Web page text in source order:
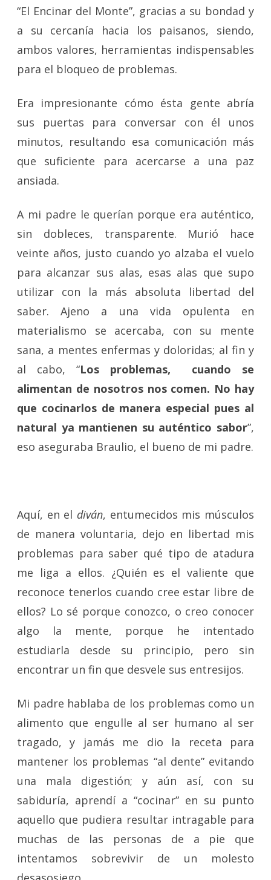
“El Encinar del Monte”, gracias a su bondad y
a su cercanía hacia los paisanos, siendo,
ambos valores, herramientas indispensables
para el bloqueo de problemas.
Era impresionante cómo ésta gente abría
sus puertas para conversar con él unos
minutos, resultando esa comunicación más
que suficiente para acercarse a una paz
ansiada.
A mi padre le querían porque era auténtico,
sin dobleces, transparente. Murió hace
veinte años, justo cuando yo alzaba el vuelo
para alcanzar sus alas, esas alas que supo
utilizar con la más absoluta libertad del
saber. Ajeno a una vida opulenta en
materialismo se acercaba, con su mente
sana, a mentes enfermas y doloridas; al fin y
al cabo, “Los problemas, cuando se
alimentan de nosotros nos comen. No hay
que cocinarlos de manera especial pues al
natural ya mantienen su auténtico sabor”,
eso aseguraba Braulio, el bueno de mi padre.
Aquí, en el diván, entumecidos mis músculos
de manera voluntaria, dejo en libertad mis
problemas para saber qué tipo de atadura
me liga a ellos. ¿Quién es el valiente que
reconoce tenerlos cuando cree estar libre de
ellos? Lo sé porque conozco, o creo conocer
algo la mente, porque he intentado
estudiarla desde su principio, pero sin
encontrar un fin que desvele sus entresijos.
Mi padre hablaba de los problemas como un
alimento que engulle al ser humano al ser
tragado, y jamás me dio la receta para
mantener los problemas “al dente” evitando
una mala digestión; y aún así, con su
sabiduría, aprendí a “cocinar” en su punto
aquello que pudiera resultar intragable para
muchas de las personas de a pie que
intentamos sobrevivir de un molesto